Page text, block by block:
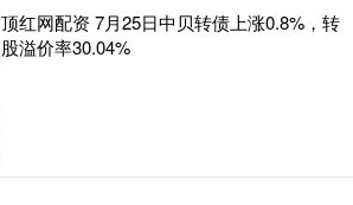
顶红网配资 7月25日中贝转债上涨0.8%，转
股溢价率30.04%